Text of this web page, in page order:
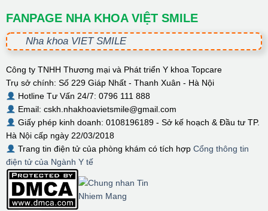
FANPAGE NHA KHOA VIỆT SMILE
Nha khoa VIET SMILE
Công ty TNHH Thương mại và Phát triển Y khoa Topcare
Trụ sở chính: Số 229 Giáp Nhất - Thanh Xuân - Hà Nội
Hotline Tư Vấn 24/7: 0796 111 888
Email: cskh.nhakhoavietsmile@gmail.com
Giấy phép kinh doanh: 0108196189 - Sở kế hoạch & Đầu tư TP.
Hà Nội cấp ngày 22/03/2018
Trang tin điện tử của phòng khám có tích hợp Cổng thông tin
điện tử của Ngành Y tế